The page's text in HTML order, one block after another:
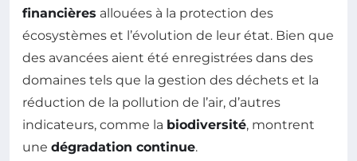
financières allouées à la protection des
écosystèmes et l’évolution de leur état. Bien que
des avancées aient été enregistrées dans des
domaines tels que la gestion des déchets et la
réduction de la pollution de l’air, d’autres
indicateurs, comme la biodiversité, montrent
une dégradation continue.